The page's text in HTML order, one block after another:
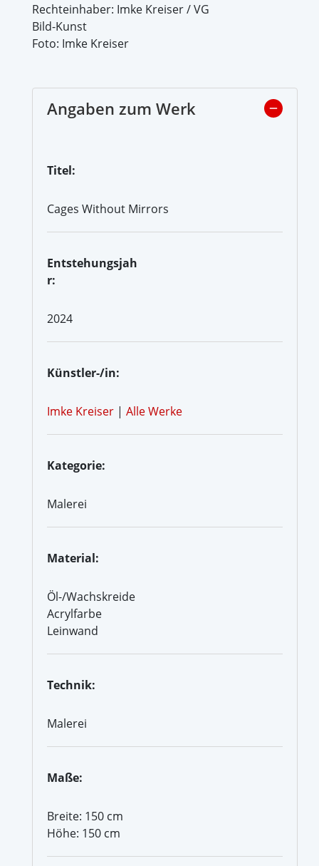
Rechteinhaber: Imke Kreiser / VG
Bild-Kunst
Foto: Imke Kreiser
Angaben zum Werk
Titel:
Cages Without Mirrors
Entstehungsjah
r:
2024
Künstler-/in:
Imke Kreiser | Alle Werke
Kategorie:
Malerei
Material:
Öl-/Wachskreide
Acrylfarbe
Leinwand
Technik:
Malerei
Maße:
Breite: 150 cm
Höhe: 150 cm